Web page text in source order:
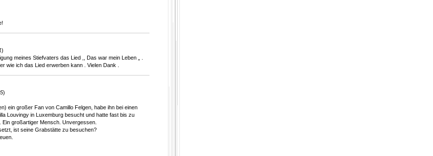
)
meines Stiefvaters das Lied ,, Das war mein Leben „ .
wie ich das Lied erwerben kann . Vielen Dank .
)
ein großer Fan von Camillo Felgen, habe ihn bei einen
Louvingy in Luxemburg besucht und hatte fast bis zu
Ein großartiger Mensch. Unvergessen.
ist seine Grabstätte zu besuchen?